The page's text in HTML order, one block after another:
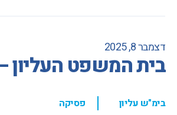
דצמבר 8, 2025
בית המשפט העליון
בימ"ש עליון , פסיקה